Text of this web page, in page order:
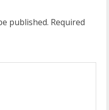
published. Required